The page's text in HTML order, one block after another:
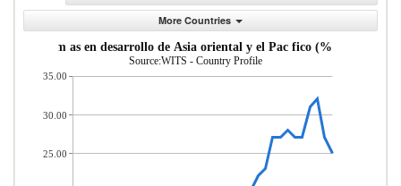
More Countries
econom as en desarrollo de Asia oriental y el Pac fico (% del total
Source:WITS - Country Profile
35.00
30.00
25.00